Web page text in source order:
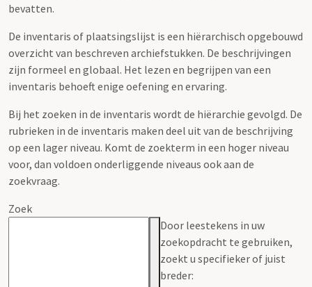
bevatten.
De inventaris of plaatsingslijst is een hiërarchisch opgebouwd
overzicht van beschreven archiefstukken. De beschrijvingen
zijn formeel en globaal. Het lezen en begrijpen van een
inventaris behoeft enige oefening en ervaring.
Bij het zoeken in de inventaris wordt de hiërarchie gevolgd. De
rubrieken in de inventaris maken deel uit van de beschrijving
op een lager niveau. Komt de zoekterm in een hoger niveau
voor, dan voldoen onderliggende niveaus ook aan de
zoekvraag.
Zoek
Door leestekens in uw
zoekopdracht te gebruiken,
zoekt u specifieker of juist
breder: